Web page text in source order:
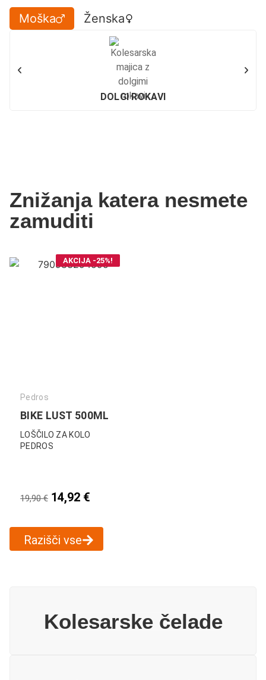
Moška Ženska
DOLGI ROKAVI
Znižanja katera nesmete
zamuditi
AKCIJA -25%!
Pedros
BIKE LUST 500ML
LOŠČILO ZA KOLO
PEDROS
19,90€ 14,92 €
Razišči vse
Kolesarske čelade